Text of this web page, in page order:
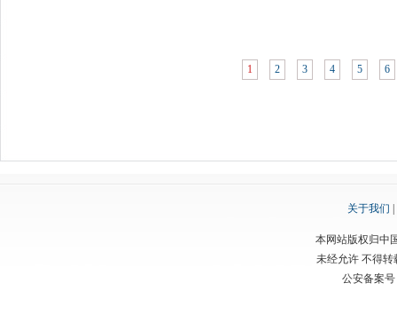
1 2 3 4 5 6
关于我们
本网站版权归中
未经允许 不得
公安备案号